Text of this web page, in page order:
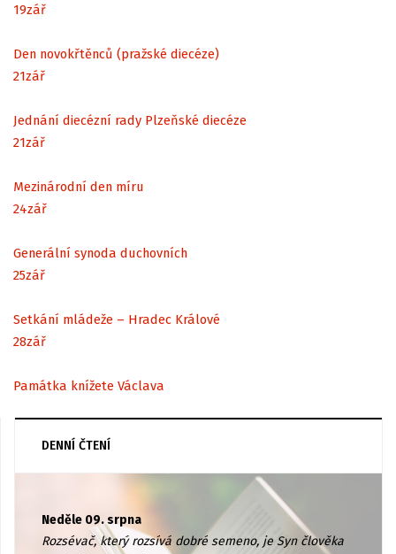
19zář
Den novokřtěnců (pražské diecéze)
21zář
Jednání diecézní rady Plzeňské diecéze
21zář
Mezinárodní den míru
24zář
Generální synoda duchovních
25zář
Setkání mládeže – Hradec Králové
28zář
Památka knížete Václava
DENNÍ ČTENÍ
Neděle 09. srpna
Rozsévač, který rozsívá dobré semeno, je Syn člověka